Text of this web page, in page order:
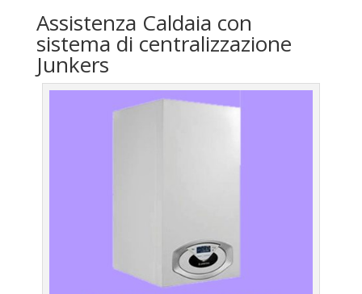
Assistenza Caldaia con
sistema di centralizzazione
Junkers